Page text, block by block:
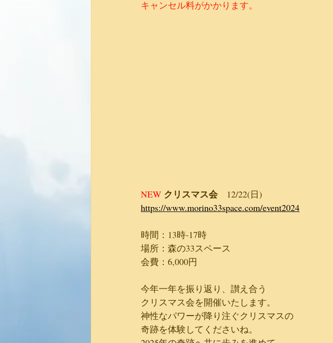
キャンセル料がかかります。
NEW クリスマス会
12/22(日)
https://www.morino33space.com/event2024
時間：13時-17時
場所：森の33スペース
​会費：6,000円
​今年一年を振り返り、讃え合う
クリスマス会を開催いたします。​
神性なパワーが降り注ぐクリスマスの
奇跡を体験してくださいね。